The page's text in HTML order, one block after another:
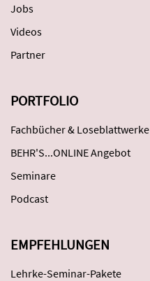
Jobs
Videos
Partner
PORTFOLIO
Fachbücher & Loseblattwerke
BEHR'S...ONLINE Angebot
Seminare
Podcast
EMPFEHLUNGEN
Lehrke-Seminar-Pakete